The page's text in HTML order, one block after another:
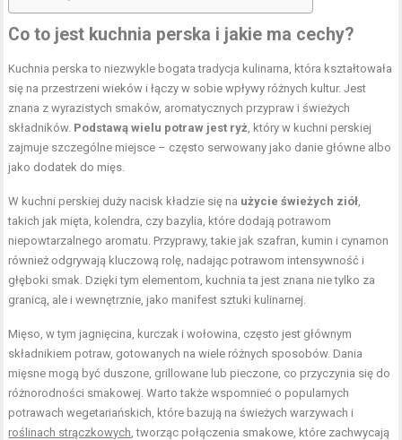
Co to jest kuchnia perska i jakie ma cechy?
Kuchnia perska to niezwykle bogata tradycja kulinarna, która kształtowała
się na przestrzeni wieków i łączy w sobie wpływy różnych kultur. Jest
znana z wyrazistych smaków, aromatycznych przypraw i świeżych
składników. Podstawą wielu potraw jest ryż , który w kuchni perskiej
zajmuje szczególne miejsce – często serwowany jako danie główne albo
jako dodatek do mięs.
W kuchni perskiej duży nacisk kładzie się na użycie świeżych ziół
takich jak mięta, kolendra, czy bazylia, które dodają potrawom
niepowtarzalnego aromatu. Przyprawy, takie jak szafran, kumin i cynamon
również odgrywają kluczową rolę, nadając potrawom intensywność i
głęboki smak. Dzięki tym elementom, kuchnia ta jest znana nie tylko za
granicą, ale i wewnętrznie, jako manifest sztuki kulinarnej.
Mięso, w tym jagnięcina, kurczak i wołowina, często jest głównym
składnikiem potraw, gotowanych na wiele różnych sposobów. Dania
mięsne mogą być duszone, grillowane lub pieczone, co przyczynia się do
różnorodności smakowej. Warto także wspomnieć o popularnych
potrawach wegetariańskich, które bazują na świeżych warzywach i
roślinach strączkowych , tworząc połączenia smakowe, które zachwycają